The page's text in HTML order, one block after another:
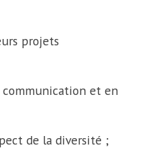
projets
communication et en
de la diversité ;